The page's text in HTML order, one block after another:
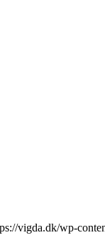
vigda.dk/wp-